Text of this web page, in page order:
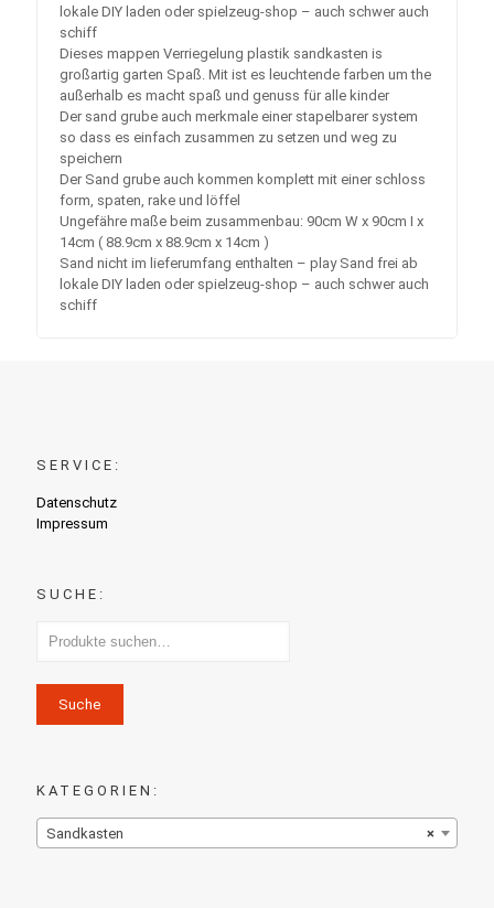
lokale DIY laden oder spielzeug-shop – auch schwer auch
schiff
Dieses mappen Verriegelung plastik sandkasten is
großartig garten Spaß. Mit ist es leuchtende farben um the
außerhalb es macht spaß und genuss für alle kinder
Der sand grube auch merkmale einer stapelbarer system
so dass es einfach zusammen zu setzen und weg zu
speichern
Der Sand grube auch kommen komplett mit einer schloss
form, spaten, rake und löffel
Ungefähre maße beim zusammenbau: 90cm W x 90cm I x
14cm ( 88.9cm x 88.9cm x 14cm )
Sand nicht im lieferumfang enthalten – play Sand frei ab
lokale DIY laden oder spielzeug-shop – auch schwer auch
schiff
SERVICE:
Datenschutz
Impressum
SUCHE:
Suche
KATEGORIEN:
×
Sandkasten